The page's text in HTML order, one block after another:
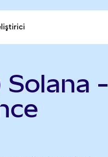
Solana -